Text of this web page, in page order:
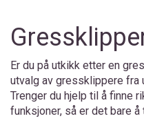
Er du på utkikk etter en
utvalg av gressklippere fra
Trenger du hjelp til å finne
funksjoner, så er det bare å